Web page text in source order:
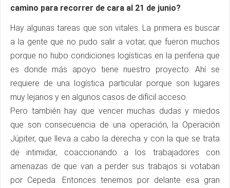
camino para recorrer de cara al 21 de junio?
Hay algunas tareas que son vitales. La primera es buscar
a la gente que no pudo salir a votar, que fueron muchos
porque no hubo condiciones logísticas en la periferia que
es donde más apoyo tiene nuestro proyecto. Ahí se
requiere de una logística particular porque son lugares
muy lejanos y en algunos casos de difícil acceso.
Pero también hay que vencer muchas dudas y miedos
que son consecuencia de una operación, la Operación
Júpiter, que lleva a cabo la derecha y con la que se trata
de intimidar, coaccionando a los trabajadores con
amenazas de que van a perder sus trabajos si votaban
por Cepeda. Entonces tenemos por delante esa gran